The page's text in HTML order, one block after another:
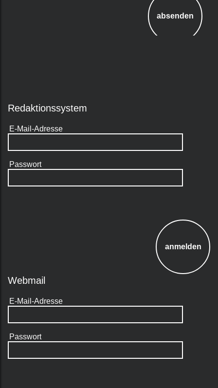
Redaktionssystem
E-Mail-Adresse
Passwort
Webmail
E-Mail-Adresse
Passwort